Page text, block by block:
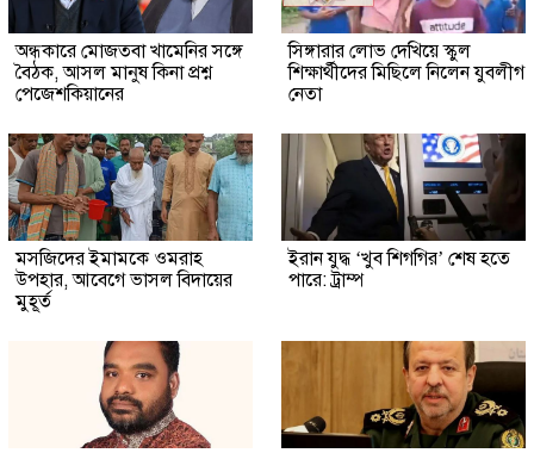
অন্ধকারে মোজতবা খামেনির সঙ্গে
বৈঠক, আসল মানুষ কিনা প্রশ্ন
পেজেশকিয়ানের
সিঙ্গারার লোভ দেখিয়ে স্কুল
শিক্ষার্থীদের মিছিলে নিলেন যুবলীগ
নেতা
মসজিদের ইমামকে ওমরাহ
উপহার, আবেগে ভাসল বিদায়ের
মুহূর্ত
ইরান যুদ্ধ ‘খুব শিগগির’ শেষ হতে
পারে: ট্রাম্প